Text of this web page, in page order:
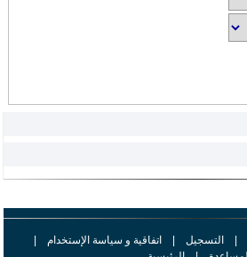
التسجيل اتفاقية و سياسة الإستخدام